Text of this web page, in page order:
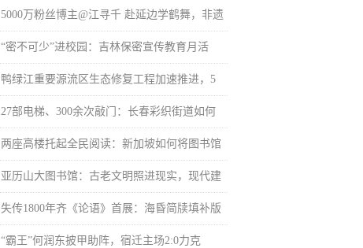
5000万粉丝博主@江寻千 赴延边学鹤舞，非遗
“密不可少”进校园：吉林保密宣传教育月活
鸭绿江重要源流区生态修复工程加速推进，5
27部电梯、300余次敲门：长春彩织街道如何
两座高楼托起全民阅读：新加坡如何将图书馆
亚历山大图书馆：古老文明照进现实，现代建
失传1800年齐《论语》首展：海昏简牍填补版
“霸王”何润东披甲助阵，宿迁主场2:0力克